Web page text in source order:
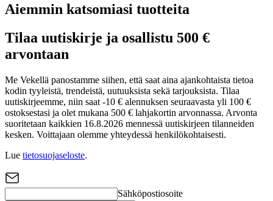
Aiemmin katsomiasi tuotteita
Tilaa uutiskirje ja osallistu 500 €
arvontaan
Me Vekellä panostamme siihen, että saat aina ajankohtaista tietoa
kodin tyyleistä, trendeistä, uutuuksista sekä tarjouksista. Tilaa
uutiskirjeemme, niin saat -10 € alennuksen seuraavasta yli 100 €
ostoksestasi ja olet mukana 500 € lahjakortin arvonnassa. Arvonta
suoritetaan kaikkien 16.8.2026 mennessä uutiskirjeen tilanneiden
kesken. Voittajaan olemme yhteydessä henkilökohtaisesti.
Lue tietosuojaseloste.
Sähköpostiosoite